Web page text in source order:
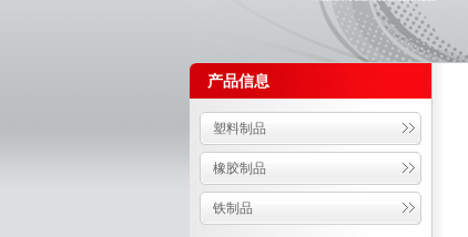
产品信息
塑料制品
橡胶制品
铁制品